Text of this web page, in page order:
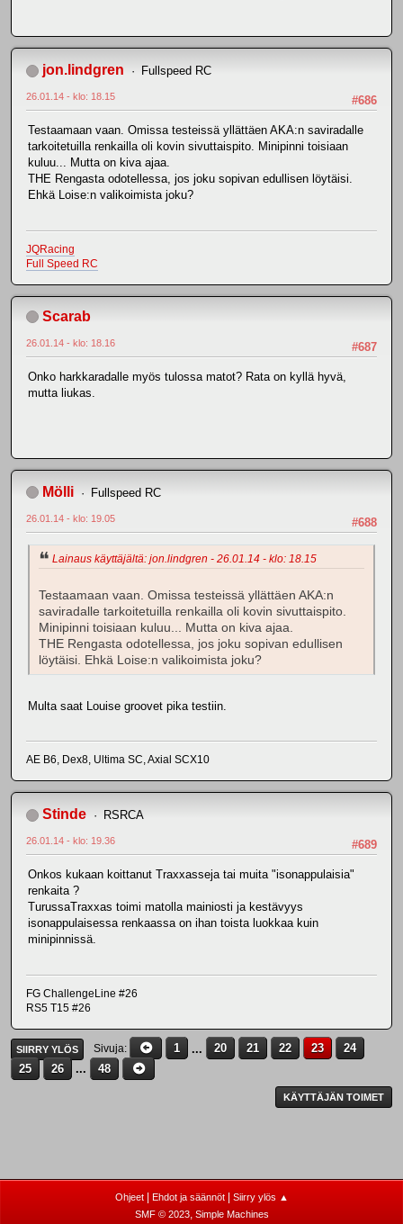
jon.lindgren Fullspeed RC
#686
26.01.14 - klo: 18.15
Testaamaan vaan. Omissa testeissä yllättäen AKA:n saviradalle
tarkoitetuilla renkailla oli kovin sivuttaispito. Minipinni toisiaan
kuluu... Mutta on kiva ajaa.
THE Rengasta odotellessa, jos joku sopivan edullisen löytäisi.
Ehkä Loise:n valikoimista joku?
JQRacing
Full Speed RC
Scarab
#687
26.01.14 - klo: 18.16
Onko harkkaradalle myös tulossa matot? Rata on kyllä hyvä,
mutta liukas.
Mölli Fullspeed RC
#688
26.01.14 - klo: 19.05
Lainaus käyttäjältä: jon.lindgren - 26.01.14 - klo: 18.15
Testaamaan vaan. Omissa testeissä yllättäen AKA:n
saviradalle tarkoitetuilla renkailla oli kovin sivuttaispito.
Minipinni toisiaan kuluu... Mutta on kiva ajaa.
THE Rengasta odotellessa, jos joku sopivan edullisen
löytäisi. Ehkä Loise:n valikoimista joku?
Multa saat Louise groovet pika testiin.
AE B6, Dex8, Ultima SC, Axial SCX10
Stinde RSRCA
#689
26.01.14 - klo: 19.36
Onkos kukaan koittanut Traxxasseja tai muita "isonappulaisia"
renkaita ?
TurussaTraxxas toimi matolla mainiosti ja kestävyys
isonappulaisessa renkaassa on ihan toista luokkaa kuin
minipinnissä.
FG ChallengeLine #26
RS5 T15 #26
SIIRRY YLÖS Sivuja 1 ... 20 21 22 23
24
25
26 ... 48
KÄYTTÄJÄN TOIMET
Ohjeet| Ehdot ja säännöt|
Siirry ylös ▲
SMF © 2023, Simple Machines